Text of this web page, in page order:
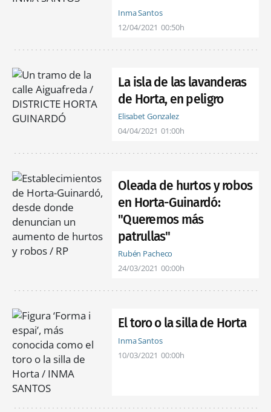
Inma Santos
12/04/2021 00:50h
La isla de las lavanderas
de Horta, en peligro
Elisabet Gonzalez
04/04/2021 01:00h
Oleada de hurtos y robos
en Horta-Guinardó:
"Queremos más
patrullas"
Rubén Pacheco
24/03/2021 00:00h
El toro o la silla de Horta
Inma Santos
10/03/2021 00:00h